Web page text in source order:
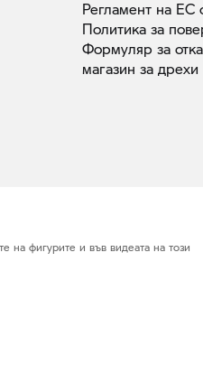
Регламент на ЕС
Политика за
Формуляр за
магазин за дрехи
на фигурите и във видеата на този